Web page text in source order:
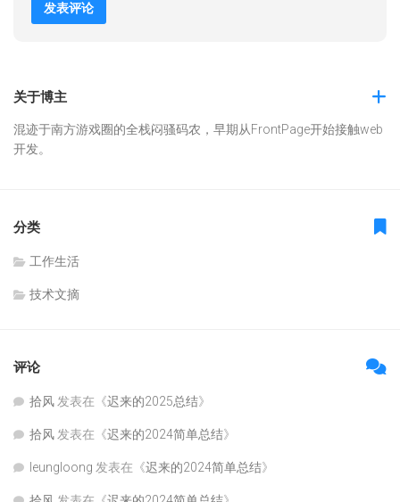
关于博主
混迹于南方游戏圈的全栈闷骚码农，早期从FrontPage开始接触web
开发。
分类
工作生活
技术文摘
评论
拾风 发表在《迟来的2025总结》
拾风 发表在《迟来的2024简单总结》
leungloong 发表在《迟来的2024简单总结》